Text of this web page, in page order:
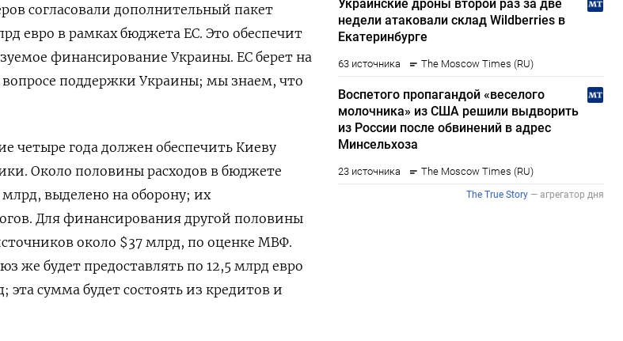
согласовали дополнительный пакет
евро в рамках бюджета ЕС. Это обеспечит
финансирование Украины. ЕС берет на
вопросе поддержки Украины; мы знаем, что
года должен обеспечить Киеву
Около половины расходов в бюджете
выделено на оборону; их
Для финансирования другой половины
около $37 млрд, по оценке МВФ.
же будет предоставлять по 12,5 млрд евро
эта сумма будет состоять из кредитов и